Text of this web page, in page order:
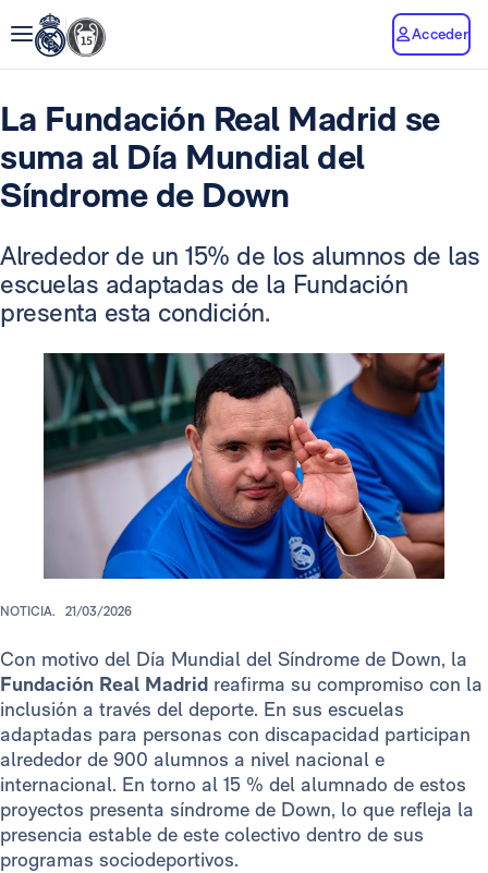
Acceder
La Fundación Real Madrid se
suma al Día Mundial del
Síndrome de Down
Alrededor de un 15% de los alumnos de las
escuelas adaptadas de la Fundación
presenta esta condición.
NOTICIA. 21/03/2026
Con motivo del Día Mundial del Síndrome de Down, la
Fundación Real Madrid reafirma su compromiso con la
inclusión a través del deporte. En sus escuelas
adaptadas para personas con discapacidad participan
alrededor de 900 alumnos a nivel nacional e
internacional. En torno al 15 % del alumnado de estos
proyectos presenta síndrome de Down, lo que refleja la
presencia estable de este colectivo dentro de sus
programas sociodeportivos.